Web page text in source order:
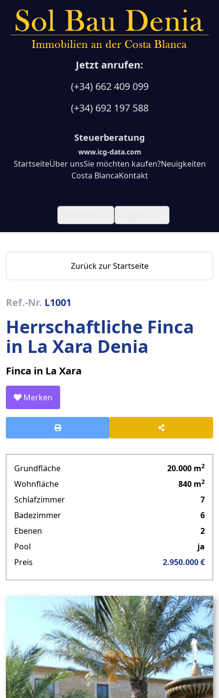
Jetzt anrufen:
(+34) 662 409 099
(+34) 692 197 588
Steuerberatung
www.icg-data.com
StartseiteÜber unsSie möchten kaufen?Neuigkeiten
Costa BlancaKontakt
Zurück zur Startseite
Ref.-Nr. L1001
Herrschaftliche Finca
in La Xara Denia
Finca in La Xara
Merken
Grundfläche 20.000 m2
Wohnfläche 840 m2
Schlafzimmer
7
Badezimmer
6
Ebenen
2
Pool
ja
Preis
2.950.000 €